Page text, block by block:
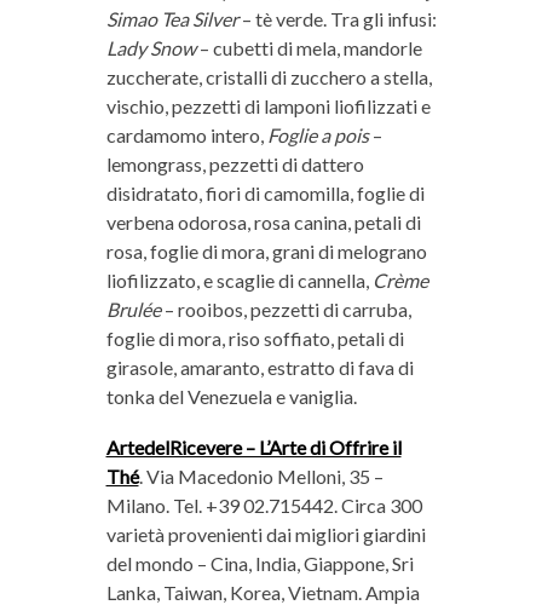
Simao Tea Silver– tè verde. Tra gli infusi:
Lady Snow– cubetti di mela, mandorle
zuccherate, cristalli di zucchero a stella,
vischio, pezzetti di lamponi liofilizzati e
cardamomo intero, Foglie a pois–
lemongrass, pezzetti di dattero
disidratato, fiori di camomilla, foglie di
verbena odorosa, rosa canina, petali di
rosa, foglie di mora, grani di melograno
liofilizzato, e scaglie di cannella, Crème
Brulée– rooibos, pezzetti di carruba,
foglie di mora, riso soffiato, petali di
girasole, amaranto, estratto di fava di
tonka del Venezuela e vaniglia.
ArtedelRicevere – L’Arte di Offrire il
Thé. Via Macedonio Melloni, 35 –
Milano. Tel. +39 02.715442. Circa 300
varietà provenienti dai migliori giardini
del mondo – Cina, India, Giappone, Sri
Lanka, Taiwan, Korea, Vietnam. Ampia